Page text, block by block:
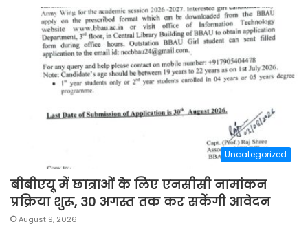
Uncategorized
बीबीएयू में छात्राओं के लिए एनसीसी नामांकन
प्रक्रिया शुरू, 30 अगस्त तक कर सकेंगी आवेदन
August 9, 2026